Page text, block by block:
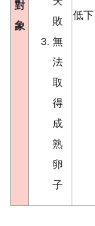
對
象
敗
無
法
取
得
成
熟
卵
子
低下